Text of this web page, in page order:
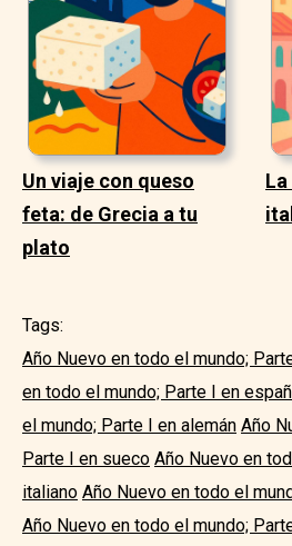
Un viaje con queso
feta: de Grecia a tu
plato
Tags:
Año Nuevo en todo el mundo;
en todo el mundo; Parte I en
el mundo; Parte I en alemán Año
Parte I en sueco Año Nuevo en
italiano Año Nuevo en todo el
Año Nuevo en todo el mundo;